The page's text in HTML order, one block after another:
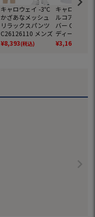
キャロウェイ -3℃
かざあなメッシュ
リラックスパンツ
C26126110 メンズ
Callaway ゴルフウ
ェア 2026春夏モデ
¥8,393(税込)
キャロウェイ
ルコアフェイ
バー
ディース ゴル
ェア
6春夏モデル
¥3,168